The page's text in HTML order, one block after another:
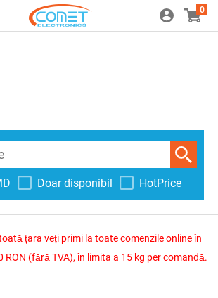
0
Doar disponibil HotPrice
țara veți primi la toate comenzile online în
RON (fără TVA), în limita a 15 kg per comandă.